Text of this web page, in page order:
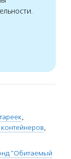
,
,
"Обитаемый